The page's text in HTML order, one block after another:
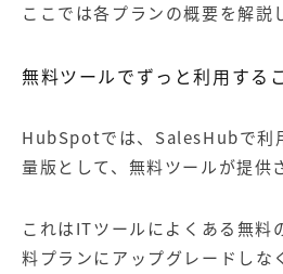
ここでは各プランの概要を解説
無料ツールでずっと利用する
HubSpotでは、SalesHubで利
量版として、無料ツールが提供
これはITツールによくある無料
料プランにアップグレードしな